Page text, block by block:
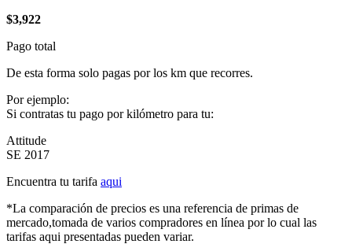
$3,922
Pago total
De esta forma solo pagas por los km que recorres.
Por ejemplo:
Si contratas tu pago por kilómetro para tu:
Attitude
SE 2017
Encuentra tu tarifa aqui
*La comparación de precios es una referencia de primas de
mercado,tomada de varios compradores en línea por lo cual las
tarifas aqui presentadas pueden variar.